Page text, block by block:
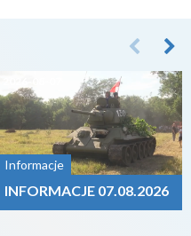
Informacje
INFORMACJE 07.08.2026